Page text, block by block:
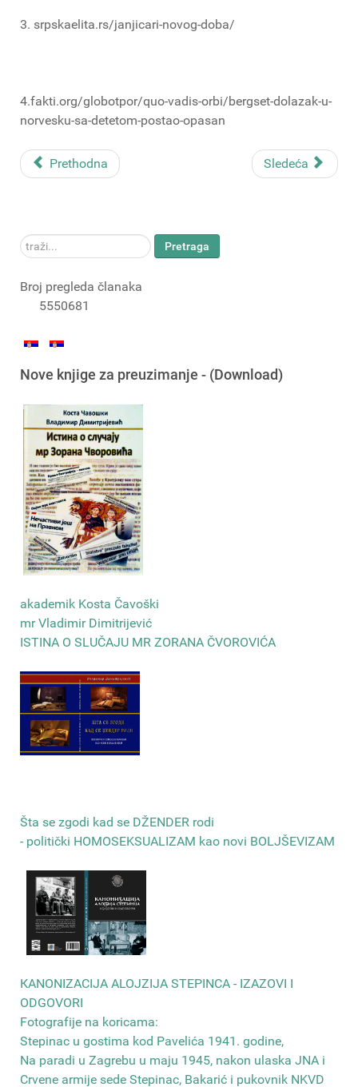
3. srpskaelita.rs/janjicari-novog-doba/
4.fakti.org/globotpor/quo-vadis-orbi/bergset-dolazak-u-
norvesku-sa-detetom-postao-opasan
Prethodna Sledeća
traži... Pretraga
Broj pregleda članaka
5550681
Nove knjige za preuzimanje - (Download)
akademik Kosta Čavoški
mr Vladimir Dimitrijević
ISTINA O SLUČAJU MR ZORANA ČVOROVIĆA
Šta se zgodi kad se DŽENDER rodi
- politički HOMOSEKSUALIZAM kao novi BOLJŠEVIZAM
КANONIZACIJA ALOJZIJA STEPINCA - IZAZOVI I
ODGOVORI
Fotografije na koricama:
Stepinac u gostima kod Pavelića 1941. godine,
Na paradi u Zagrebu u maju 1945, nakon ulaska JNA i
Crvene armije sede Stepinac, Bakarić i pukovnik NKVD